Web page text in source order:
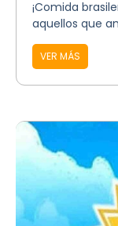
¡Comida
aquellos que
VER MÁS